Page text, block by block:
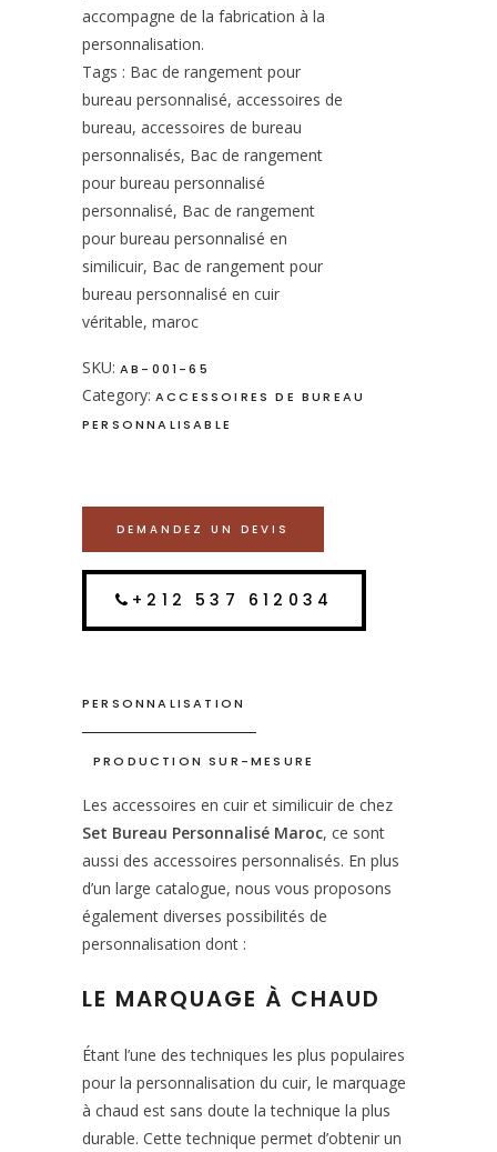
accompagne de la fabrication à la
personnalisation.
Tags : Bac de rangement pour
bureau personnalisé, accessoires de
bureau, accessoires de bureau
personnalisés, Bac de rangement
pour bureau personnalisé
personnalisé, Bac de rangement
pour bureau personnalisé en
similicuir, Bac de rangement pour
bureau personnalisé en cuir
véritable, maroc
SKU: AB-001-65
Category: ACCESSOIRES DE BUREAU
PERSONNALISABLE
DEMANDEZ UN DEVIS
+212 537 612034
PERSONNALISATION
PRODUCTION SUR-MESURE
Les accessoires en cuir et similicuir de chez
Set Bureau Personnalisé Maroc, ce sont
aussi des accessoires personnalisés. En plus
d’un large catalogue, nous vous proposons
également diverses possibilités de
personnalisation dont :
LE MARQUAGE À CHAUD
Étant l’une des techniques les plus populaires
pour la personnalisation du cuir, le marquage
à chaud est sans doute la technique la plus
durable. Cette technique permet d’obtenir un